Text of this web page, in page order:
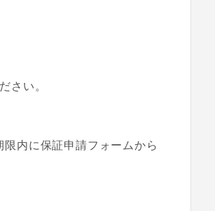
さい。
内に保証申請フォームから